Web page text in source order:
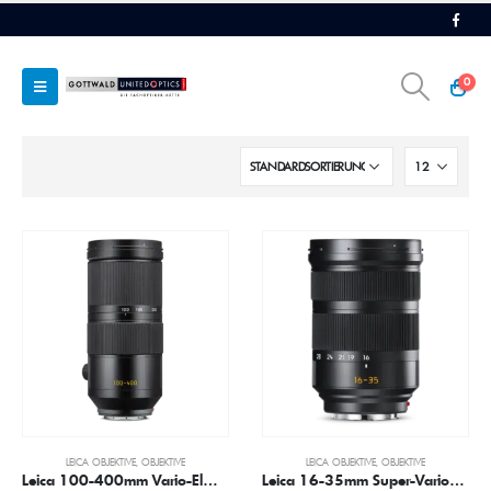
0
LEICA OBJEKTIVE OBJEKTIVE
Leica 100-400mm Vario-Elmar-SL 1:5-6,3
LEICA OBJEKTIVE OBJEKTIVE
Leica 16-35mm Super-Vario-Elmar-SL 1:3,5-4,5 ASPH.